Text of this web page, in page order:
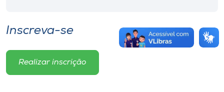
Inscreva-se
Realizar inscrição